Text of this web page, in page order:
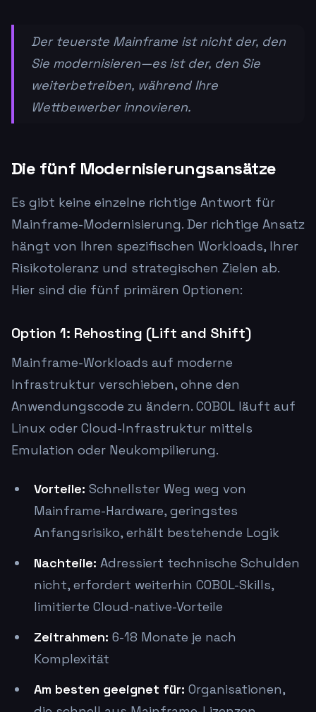
Der teuerste Mainframe ist nicht der, den
Sie modernisieren—es ist der, den Sie
weiterbetreiben, während Ihre
Wettbewerber innovieren.
Die fünf Modernisierungsansätze
Es gibt keine einzelne richtige Antwort für
Mainframe-Modernisierung. Der richtige Ansatz
hängt von Ihren spezifischen Workloads, Ihrer
Risikotoleranz und strategischen Zielen ab.
Hier sind die fünf primären Optionen:
Option 1: Rehosting (Lift and Shift)
Mainframe-Workloads auf moderne
Infrastruktur verschieben, ohne den
Anwendungscode zu ändern. COBOL läuft auf
Linux oder Cloud-Infrastruktur mittels
Emulation oder Neukompilierung.
Vorteile: Schnellster Weg weg von
Mainframe-Hardware, geringstes
Anfangsrisiko, erhält bestehende Logik
Nachteile: Adressiert technische Schulden
nicht, erfordert weiterhin COBOL-Skills,
limitierte Cloud-native-Vorteile
Zeitrahmen: 6-18 Monate je nach
Komplexität
Am besten geeignet für: Organisationen,